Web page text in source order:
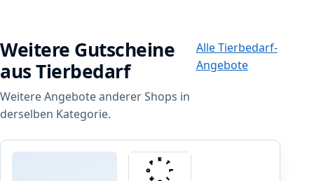
Weitere Gutscheine
aus Tierbedarf
Weitere Angebote anderer Shops in
derselben Kategorie.
Alle Tierbedarf-
Angebote